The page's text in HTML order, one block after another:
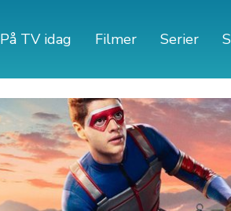
På TV idag Filmer Serier